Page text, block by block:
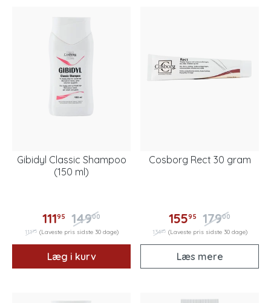
Gibidyl Classic Shampoo
(150 ml)
11195 14900
11175 (Laveste pris sidste 30 dage)
Læg i kurv
Cosborg Rect 30 gram
15595 17900
13425 (Laveste pris sidste 30 dage)
Læs mere